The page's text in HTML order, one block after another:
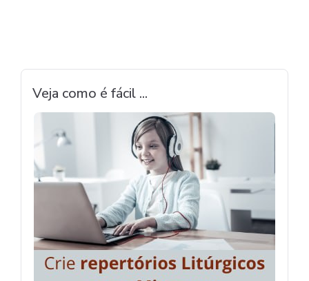
Veja como é fácil ...